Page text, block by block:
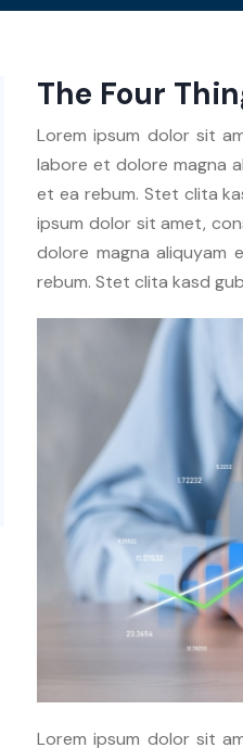
The Four
Lorem ipsum dolor sit
labore et dolore magna
et ea rebum. Stet clita
ipsum dolor sit amet,
dolore magna
rebum. Stet clita kasd
Lorem ipsum dolor sit